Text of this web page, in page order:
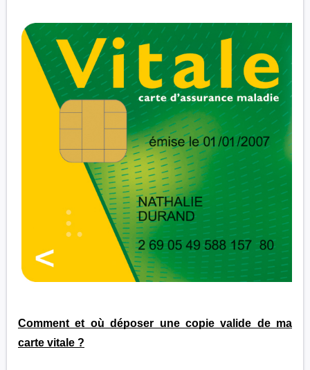
Comment et où déposer une copie valide de ma
carte vitale ?